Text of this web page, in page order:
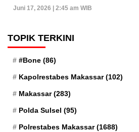
Juni 17, 2026 | 2:45 am WIB
TOPIK TERKINI
#Bone (86)
Kapolrestabes Makassar(102)
Makassar(283)
Polda Sulsel (95)
Polrestabes Makassar(1688)